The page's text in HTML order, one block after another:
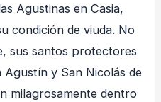
Agustinas en Casia,
condición de viuda. No
sus santos protectores
y San Nicolás de
milagrosamente dentro